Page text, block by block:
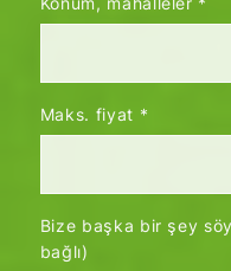
Maks. fiyat *
Bize başka bir şey
bağlı)